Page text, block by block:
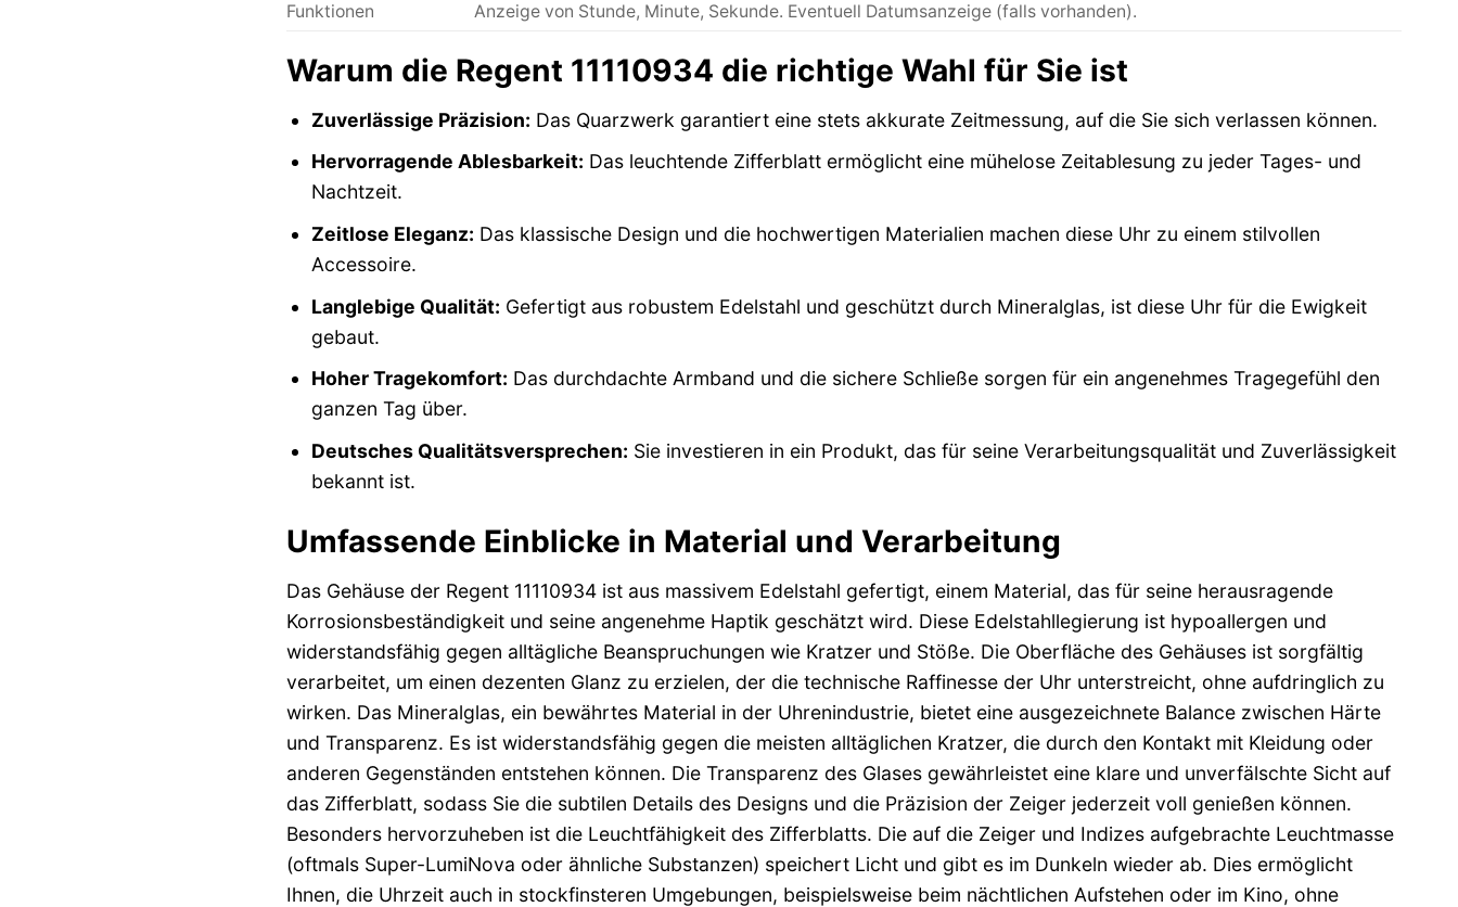
Funktionen
Anzeige von Stunde, Minute, Sekunde. Eventuell Datumsanzeige (falls vorhanden).
Warum die Regent 11110934 die richtige Wahl für Sie ist
Zuverlässige Präzision: Das Quarzwerk garantiert eine stets akkurate Zeitmessung, auf die Sie sich verlassen können.
Hervorragende Ablesbarkeit: Das leuchtende Zifferblatt ermöglicht eine mühelose Zeitablesung zu jeder Tages- und
Nachtzeit.
Zeitlose Eleganz: Das klassische Design und die hochwertigen Materialien machen diese Uhr zu einem stilvollen
Accessoire.
Langlebige Qualität: Gefertigt aus robustem Edelstahl und geschützt durch Mineralglas, ist diese Uhr für die Ewigkeit
gebaut.
Hoher Tragekomfort: Das durchdachte Armband und die sichere Schließe sorgen für ein angenehmes Tragegefühl den
ganzen Tag über.
Deutsches Qualitätsversprechen: Sie investieren in ein Produkt, das für seine Verarbeitungsqualität und Zuverlässigkeit
bekannt ist.
Umfassende Einblicke in Material und Verarbeitung
Das Gehäuse der Regent 11110934 ist aus massivem Edelstahl gefertigt, einem Material, das für seine herausragende
Korrosionsbeständigkeit und seine angenehme Haptik geschätzt wird. Diese Edelstahllegierung ist hypoallergen und
widerstandsfähig gegen alltägliche Beanspruchungen wie Kratzer und Stöße. Die Oberfläche des Gehäuses ist sorgfältig
verarbeitet, um einen dezenten Glanz zu erzielen, der die technische Raffinesse der Uhr unterstreicht, ohne aufdringlich zu
wirken. Das Mineralglas, ein bewährtes Material in der Uhrenindustrie, bietet eine ausgezeichnete Balance zwischen Härte
und Transparenz. Es ist widerstandsfähig gegen die meisten alltäglichen Kratzer, die durch den Kontakt mit Kleidung oder
anderen Gegenständen entstehen können. Die Transparenz des Glases gewährleistet eine klare und unverfälschte Sicht auf
das Zifferblatt, sodass Sie die subtilen Details des Designs und die Präzision der Zeiger jederzeit voll genießen können.
Besonders hervorzuheben ist die Leuchtfähigkeit des Zifferblatts. Die auf die Zeiger und Indizes aufgebrachte Leuchtmasse
(oftmals Super-LumiNova oder ähnliche Substanzen) speichert Licht und gibt es im Dunkeln wieder ab. Dies ermöglicht
Ihnen, die Uhrzeit auch in stockfinsteren Umgebungen, beispielsweise beim nächtlichen Aufstehen oder im Kino, ohne